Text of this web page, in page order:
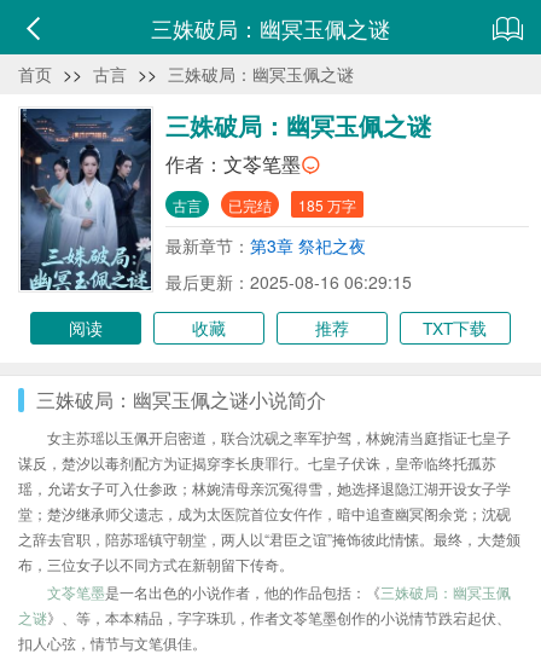
三姝破局：幽冥玉佩之谜
首页 >> 古言 >> 三姝破局：幽冥玉佩之谜
三姝破局：幽冥玉佩之谜
作者： 文苓笔墨
古言 已完结 185 万字
最新章节： 第3章 祭祀之夜
最后更新：2025-08-16 06:29:15
阅读
收藏 推荐 TXT下载
三姝破局：幽冥玉佩之谜小说简介
女主苏瑶以玉佩开启密道，联合沈砚之率军护驾，林婉清当庭指证七皇子
谋反，楚汐以毒剂配方为证揭穿李长庚罪行。七皇子伏诛，皇帝临终托孤苏
瑶，允诺女子可入仕参政；林婉清母亲沉冤得雪，她选择退隐江湖开设女子学
堂；楚汐继承师父遗志，成为太医院首位女仵作，暗中追查幽冥阁余党；沈砚
之辞去官职，陪苏瑶镇守朝堂，两人以“君臣之谊”掩饰彼此情愫。最终，大楚颁
布，三位女子以不同方式在新朝留下传奇。
文苓笔墨是一名出色的小说作者，他的作品包括：《三姝破局：幽冥玉佩
之谜》、等，本本精品，字字珠玑，作者文苓笔墨创作的小说情节跌宕起伏、
扣人心弦，情节与文笔俱佳。